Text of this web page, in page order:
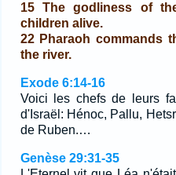
15 The godliness of
children alive.
22 Pharaoh commands
the river.
Exode 6:14-16
Voici les chefs de leurs
d'Israël: Hénoc, Pallu,
de Ruben.…
Genèse 29:31-35